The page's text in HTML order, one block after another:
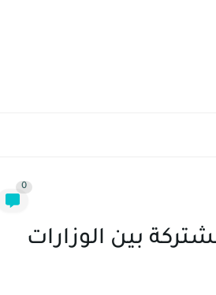
0
بين الوزارات